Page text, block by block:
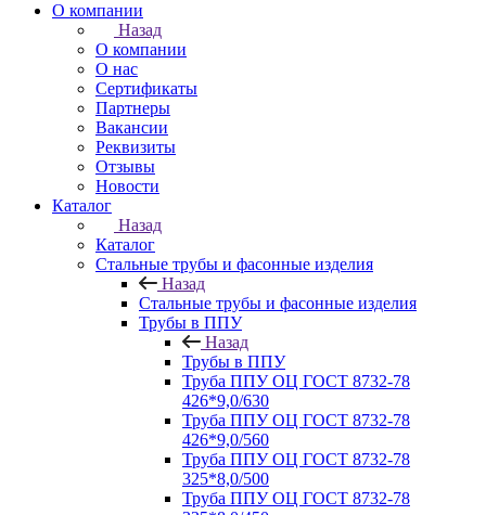
О компании
Назад
О компании
О нас
Сертификаты
Партнеры
Вакансии
Реквизиты
Отзывы
Новости
Каталог
Назад
Каталог
Стальные трубы и фасонные изделия
Назад
Стальные трубы и фасонные изделия
Трубы в ППУ
Назад
Трубы в ППУ
Труба ППУ ОЦ ГОСТ 8732-78
426*9,0/630
Труба ППУ ОЦ ГОСТ 8732-78
426*9,0/560
Труба ППУ ОЦ ГОСТ 8732-78
325*8,0/500
Труба ППУ ОЦ ГОСТ 8732-78